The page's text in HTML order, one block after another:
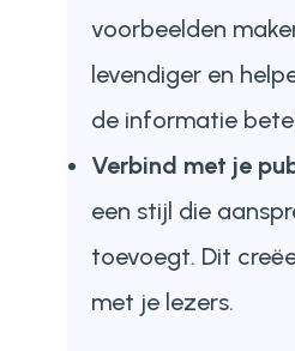
voorbeelden
levendiger en
de informatie
Verbind met je
een stijl die
toevoegt. Dit
met je lezers.